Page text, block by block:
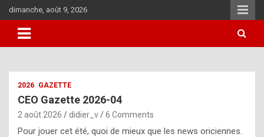
Skip
to
content
dimanche, août 9, 2026
i
2026 GAZETTE
CEO Gazette 2026-04
2 août 2026 didier_v 6 Comments
Pour jouer cet été, quoi de mieux que les news oriciennes.